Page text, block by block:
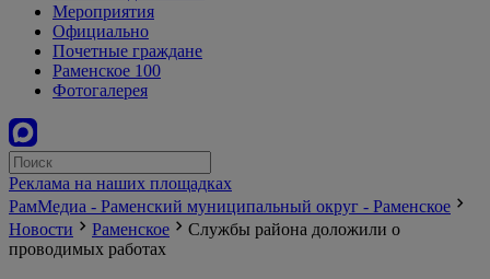
Мероприятия
Официально
Почетные граждане
Раменское 100
Фотогалерея
Реклама на наших площадках
РамМедиа - Раменский муниципальный округ - Раменское
Новости
Раменское
Службы района доложили о
проводимых работах